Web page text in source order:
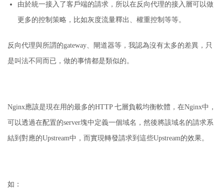
由於統一接入了客戶端的請求，所以在反向代理的接入層可以做
更多的控制策略，比如灰度流量釋出、權重控制等等。
反向代理與所謂的gateway、閘道器等，我認為沒有太多的差異，只
是叫法不同而已，做的事情都是類似的。
Nginx應該是現在用的最多的HTTP 七層負載均衡軟體，在Nginx中，
可以透過在配置的server塊中定義一個域名，然後將該域名的請求系
結到對應的Upstream中，而實現轉發請求到這些Upstream的效果。
如：